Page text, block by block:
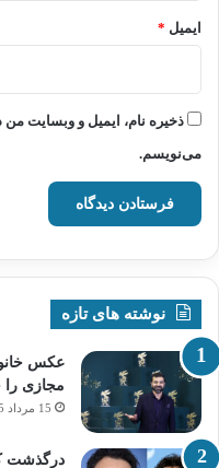
ایمیل *
ذخیره نام، ایمیل و وبسایت من
می‌نویسم.
نوشته های تازه
عکس
مجازی
15 مرداد 1405
درگذشت